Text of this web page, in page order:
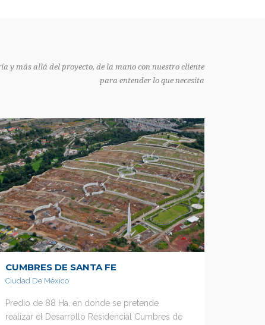
y más allá del proyecto, de la mano con nuestro cliente
para entender lo que necesita
CUMBRES DE SANTA FE
Ciudad De México
Predio de 88 Ha. en donde se pretende
realizar el Desarrollo Residencial Cumbres de